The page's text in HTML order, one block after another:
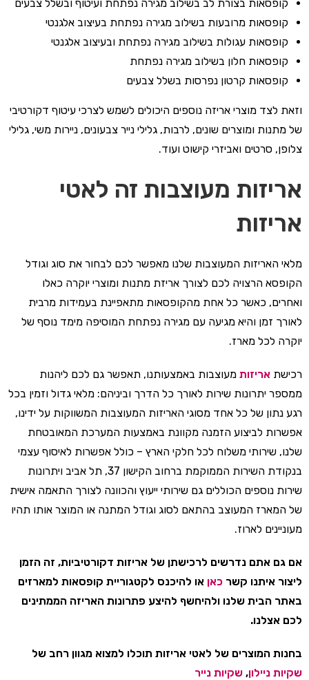
קופסאות בצורת לב בשילוב מגירה נפתחת ועיטוף ובשלל צבעים
קופסאות מרובעות בשילוב מגירה נפתחת בעיצוב אלגנטי
קופסאות עגולות בשילוב מגירה נפתחת ובעיצוב אלגנטי
קופסאות חלון בשילוב מגירה נפתחת
קופסאות קרטון נפרסות בשלל צבעים
וזאת לצד מוצרי אריזה נוספים היכולים לשמש לצרכי עיטוף דקורטיבי
של מתנות ומוצרים שונים, לרבות, גלילי נייר צבעונים, ניירות משי, גלילי
צלופן, סרטים ואביזרי קישוט ועוד.
אריזות מעוצבות זה לאטי
אריזות
מלאי האריזות המעוצבות שלנו מאפשר לכם לבחור את סוג וגודל
הקופסא הרצויה לכם לצורך אריזת מתנות ומוצרי יוקרה כאלו
ואחרים, כאשר כל אחת מהקופסאות מתאפיינת בעמידות מרבית
לאורך זמן והיא מגיעה עם מגירה נפתחת המוסיפה מימד נוסף של
יוקרה לכל מארז.
רכישת אריזות מעוצבות באמצעותנו, תאפשר גם לכם ליהנות
ממספר יתרונות שירות לאורך כל הדרך וביניהם: מלאי גדול וזמין בכל
רגע נתון של כל אחד מסוגי האריזות המעוצבות המשווקות על ידינו,
אפשרות לביצוע הזמנה מקוונת באמצעות המערכת המאובטחת
שלנו, שירותי משלוח לכל חלקי הארץ – כולל אפשרות לאיסוף עצמי
בנקודת השירות הממוקמת ברחוב הקישון 37, תל אביב ויתרונות
שירות נוספים הכוללים גם שירותי ייעוץ והכוונה לצורך התאמה אישית
של המארז המעוצב בהתאם לסוג וגודל המתנה או המוצר אותו תהיו
מעוניינים לארוז.
אם גם אתם נדרשים לרכישתן של אריזות דקורטיביות, זה הזמן
ליצור איתנו קשר כאן או להיכנס לקטגוריית קופסאות למארזים
באתר הבית שלנו ולהיחשף להיצע פתרונות האריזה הממתינים
לכם אצלנו.
בחנות המוצרים של לאטי אריזות תוכלו למצוא מגוון רחב של
שקיות ניילון, שקיות נייר